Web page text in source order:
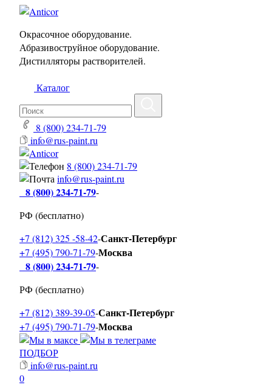
Окрасочное оборудование.
Абразивоструйное оборудование.
Дистилляторы растворителей.
Каталог
8 (800) 234-71-79
info@rus-paint.ru
8 (800) 234-71-79
info@rus-paint.ru
8 (800) 234-71-79-
РФ (бесплатно)
+7 (812) 325 -58-42-Санкт-Петербург
+7 (495) 790-71-79-Москва
8 (800) 234-71-79-
РФ (бесплатно)
+7 (812) 389-39-05-Санкт-Петербург
+7 (495) 790-71-79-Москва
ПОДБОР
info@rus-paint.ru
0